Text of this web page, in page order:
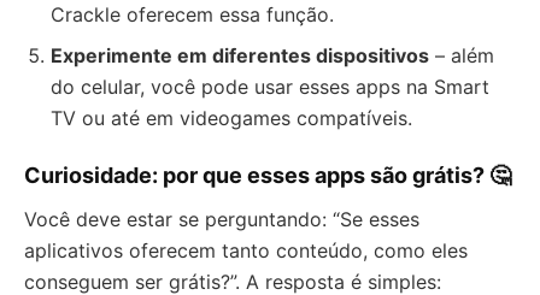
Crackle oferecem essa função.
Experimente em diferentes dispositivos – além
do celular, você pode usar esses apps na Smart
TV ou até em videogames compatíveis.
Curiosidade: por que esses apps são grátis? 🤔
Você deve estar se perguntando: “Se esses
aplicativos oferecem tanto conteúdo, como eles
conseguem ser grátis?”. A resposta é simples: